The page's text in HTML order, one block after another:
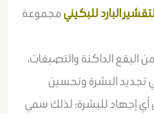
البارد للبكيني مجموعة
البقع الداكنة والتصبغات،
تجديد البشرة وتحسين
أي إجهاد للبشرة؛ لذلك سمي